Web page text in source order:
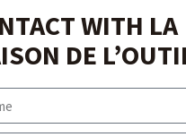
WITH LA
DE